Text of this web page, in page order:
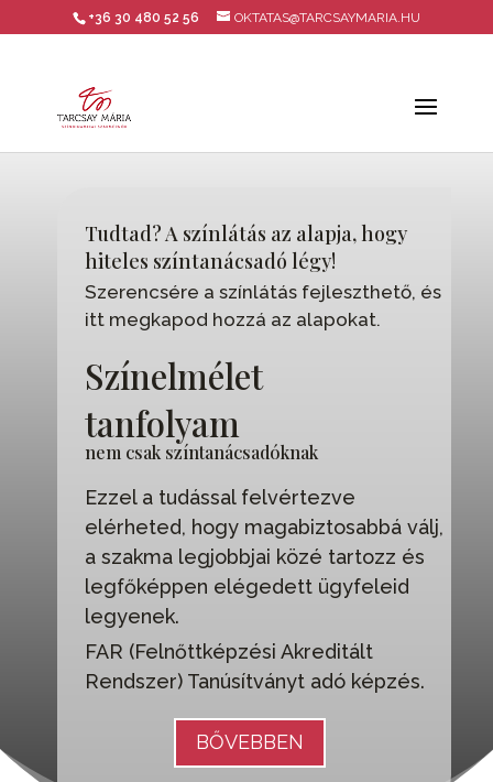
+36 30 480 52 56 OKTATAS@TARCSAYMARIA.HU
Tudtad? A színlátás az alapja, hogy
hiteles színtanácsadó légy!
Szerencsére a színlátás fejleszthető, és
itt megkapod hozzá az alapokat.
Színelmélet
tanfolyam
nem csak színtanácsadóknak
Ezzel a tudással felvértezve
elérheted, hogy magabiztosabbá válj,
a szakma legjobbjai közé tartozz és
legfőképpen elégedett ügyfeleid
legyenek.
FAR (Felnőttképzési Akreditált
Rendszer) Tanúsítványt adó képzés.
BŐVEBBEN